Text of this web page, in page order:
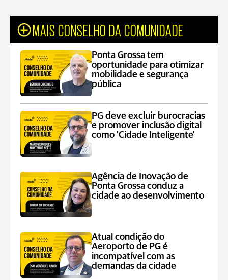
MAIS CONSELHO DA COMUNIDADE
Ponta Grossa tem
oportunidade para otimizar
mobilidade e segurança
pública
PG deve excluir burocracias
e promover inclusão digital
como 'Cidade Inteligente'
Agência de Inovação de
Ponta Grossa conduz a
cidade ao desenvolvimento
Atual condição do
Aeroporto de PG é
incompatível com as
demandas da cidade